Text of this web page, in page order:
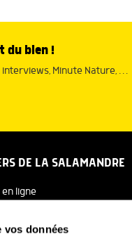
vos données
du bien !
Minute Nature, …
DE LA SALAMANDRE
ligne